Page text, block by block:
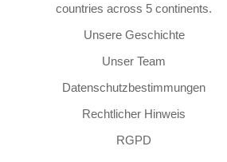
countries across 5 continents.
Unsere Geschichte
Unser Team
Datenschutzbestimmungen
Rechtlicher Hinweis
RGPD